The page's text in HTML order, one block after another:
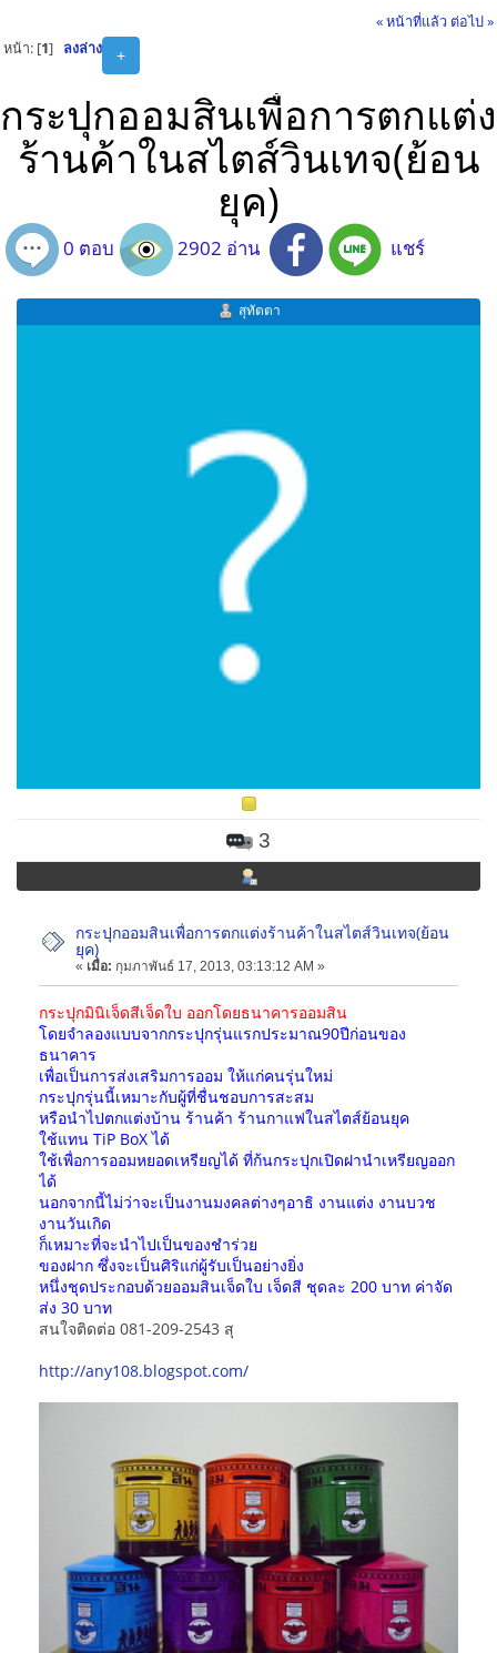
« หน้าที่แล้ว ต่อไป »
+
หน้า: [1] ลงล่าง
กระปุกออมสินเพื่อการตกแต่ง
ร้านค้าในสไตส์วินเทจ(ย้อน
ยุค)
0 ตอบ 2902 อ่าน แชร์
สุทัตตา
3
กระปุกออมสินเพื่อการตกแต่งร้านค้าในสไตส์วินเทจ(ย้อน
ยุค)
« เมื่อ: กุมภาพันธ์ 17, 2013, 03:13:12 AM »
กระปุกมินิเจ็ดสีเจ็ดใบ ออกโดยธนาคารออมสิน
โดยจำลองแบบจากกระปุกรุ่นแรกประมาณ90ปีก่อนของ
ธนาคาร
เพื่อเป็นการส่งเสริมการออม ให้แก่คนรุ่นใหม่
กระปุกรุ่นนี้เหมาะกับผู้ที่ชื่นชอบการสะสม
หรือนำไปตกแต่งบ้าน ร้านค้า ร้านกาแฟในสไตส์ย้อนยุค
ใช้แทน TiP BoX ได้
ใช้เพื่อการออมหยอดเหรียญได้ ที่ก้นกระปุกเปิดฝานำเหรียญออก
ได้
นอกจากนี้ไม่ว่าจะเป็นงานมงคลต่างๆอาธิ งานแต่ง งานบวช
งานวันเกิด
ก็เหมาะที่จะนำไปเป็นของชำร่วย
ของฝาก ซึ่งจะเป็นศิริแก่ผู้รับเป็นอย่างยิ่ง
หนึ่งชุดประกอบด้วยออมสินเจ็ดใบ เจ็ดสี ชุดละ 200 บาท ค่าจัด
ส่ง 30 บาท
สนใจติดต่อ 081-209-2543 สุ
http://any108.blogspot.com/